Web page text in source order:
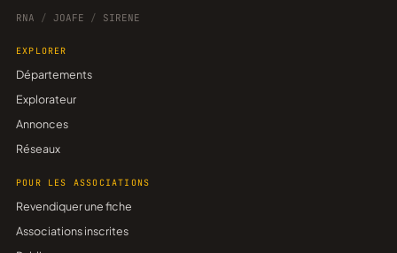
RNA / JOAFE / SIRENE
EXPLORER
Départements
Explorateur
Annonces
Réseaux
POUR LES ASSOCIATIONS
Revendiquer une fiche
Associations inscrites